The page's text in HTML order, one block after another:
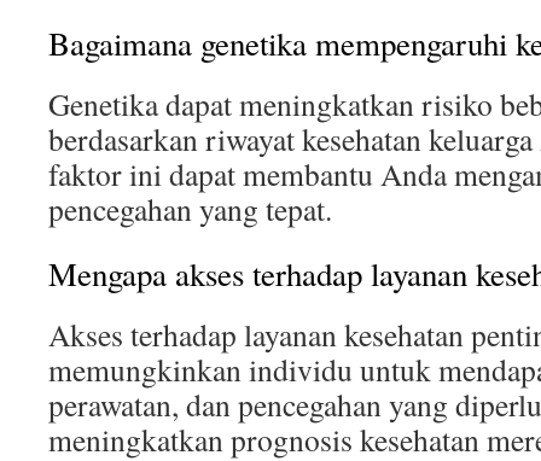
Bagaimana genetika mempengaruhi
Genetika dapat meningkatkan risiko
berdasarkan riwayat kesehatan
faktor ini dapat membantu Anda
pencegahan yang tepat.
Mengapa akses terhadap layanan
Akses terhadap layanan kesehatan
memungkinkan individu untuk
perawatan, dan pencegahan yang
meningkatkan prognosis kesehatan